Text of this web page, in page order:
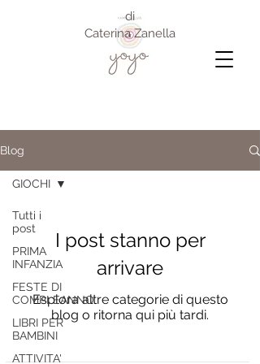
di
Caterina Zanella
Blog
Tutti i
post
PRIMA
INFANZIA
FESTE DI
COMPLEANNO
LIBRI PER
BAMBINI
ATTIVITA'
GIOCHI
I post stanno per
arrivare
Esplora altre categorie di questo
blog o ritorna qui più tardi.